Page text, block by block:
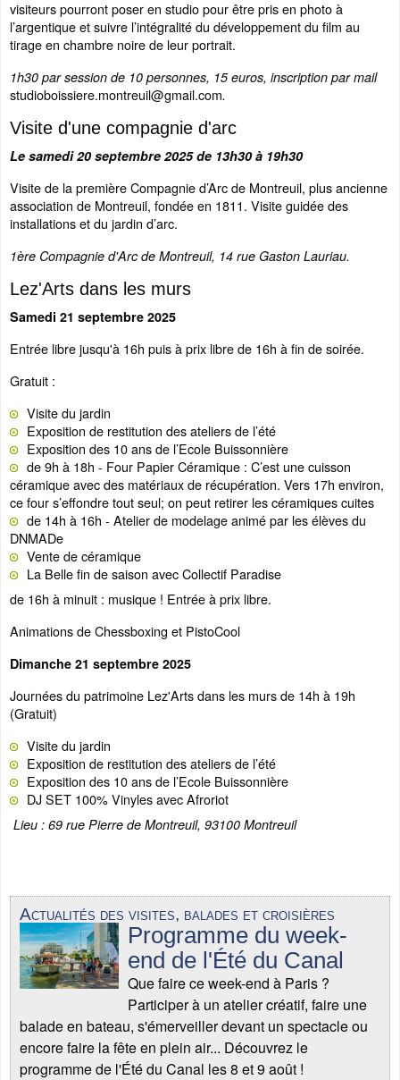
visiteurs pourront poser en studio pour être pris en photo à
l’argentique et suivre l’intégralité du développement du film au
tirage en chambre noire de leur portrait.
1h30 par session de 10 personnes, 15 euros, inscription par mail
studioboissiere.montreuil@gmail.com.
Visite d'une compagnie d'arc
Le samedi 20 septembre 2025 de 13h30 à 19h30
Visite de la première Compagnie d’Arc de Montreuil, plus ancienne
association de Montreuil, fondée en 1811. Visite guidée des
installations et du jardin d’arc.
1ère Compagnie d'Arc de Montreuil, 14 rue Gaston Lauriau.
Lez'Arts dans les murs
Samedi 21 septembre 2025
Entrée libre jusqu'à 16h puis à prix libre de 16h à fin de soirée.
Gratuit :
Visite du jardin
Exposition de restitution des ateliers de l’été
Exposition des 10 ans de l’Ecole Buissonnière
de 9h à 18h - Four Papier Céramique : C’est une cuisson
céramique avec des matériaux de récupération. Vers 17h environ,
ce four s’effondre tout seul; on peut retirer les céramiques cuites
de 14h à 16h - Atelier de modelage animé par les élèves du
DNMADe
Vente de céramique
La Belle fin de saison avec Collectif Paradise
de 16h à minuit : musique ! Entrée à prix libre.
Animations de Chessboxing et PistoCool
Dimanche 21 septembre 2025
Journées du patrimoine Lez'Arts dans les murs de 14h à 19h
(Gratuit)
Visite du jardin
Exposition de restitution des ateliers de l’été
Exposition des 10 ans de l’Ecole Buissonnière
DJ SET 100% Vinyles avec Afroriot
Lieu : 69 rue Pierre de Montreuil, 93100 Montreuil
Actualités des visites, balades et croisières
Programme du week-
end de l'Été du Canal
Que faire ce week-end à Paris ?
Participer à un atelier créatif, faire une
balade en bateau, s'émerveiller devant un spectacle ou
encore faire la fête en plein air... Découvrez le
programme de l'Été du Canal les 8 et 9 août !